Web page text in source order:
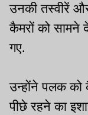
उनकी तस्वीरें
कैमरों को सामने
गए.
उन्होंने पलक
पीछे रहने का